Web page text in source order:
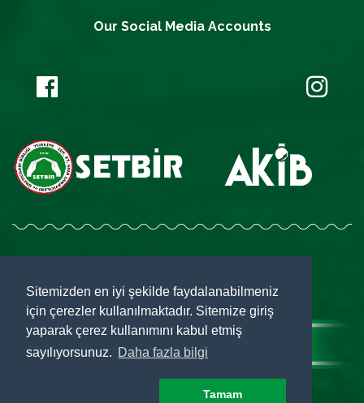
Sitemizden en iyi şekilde faydalanabilmeniz
için çerezler kullanılmaktadır. Sitemize giriş
yaparak çerez kullanımını kabul etmiş
sayılıyorsunuz. Daha fazla bilgi
Tamam
Our Social Media Accounts